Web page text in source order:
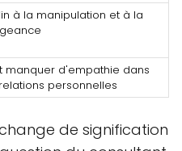
à la manipulation et à la
manquer d'empathie dans
personnelles
de signification